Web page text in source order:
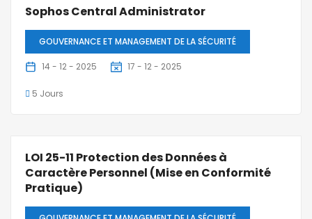
Sophos Central Administrator
GOUVERNANCE ET MANAGEMENT DE LA SÉCURITÉ
14 - 12 - 2025 17 - 12 - 2025
5 Jours
LOI 25-11 Protection des Données à
Caractère Personnel (Mise en Conformité
Pratique)